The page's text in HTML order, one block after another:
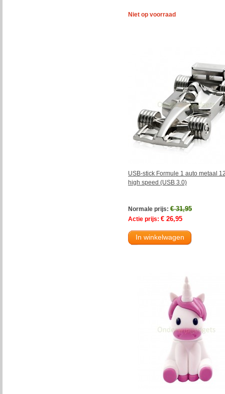
Niet op voorraad
USB-stick Formule 1 auto metaal
high speed (USB 3.0)
Normale prijs: € 31,95
Actie prijs: € 26,95
In winkelwagen